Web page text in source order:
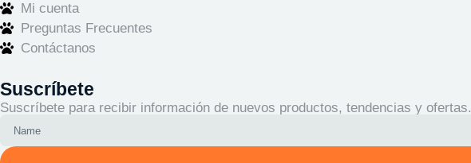
Mi cuenta
Preguntas Frecuentes
Contáctanos
Suscríbete
Suscríbete para recibir información de nuevos productos, tendencias y ofertas.